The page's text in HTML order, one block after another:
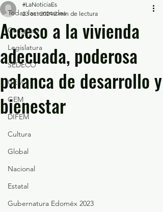
Todas las entradas
Congreso
Legislatura
SEDECO
GEM
GEM
DIFEM
Cultura
Global
Nacional
Estatal
Gubernatura Edoméx 2023
Acceso a la vivienda
adecuada, poderosa
palanca de desarrollo y
bienestar
#LaNoticiaEs
23 oct 2024 2 min de lectura